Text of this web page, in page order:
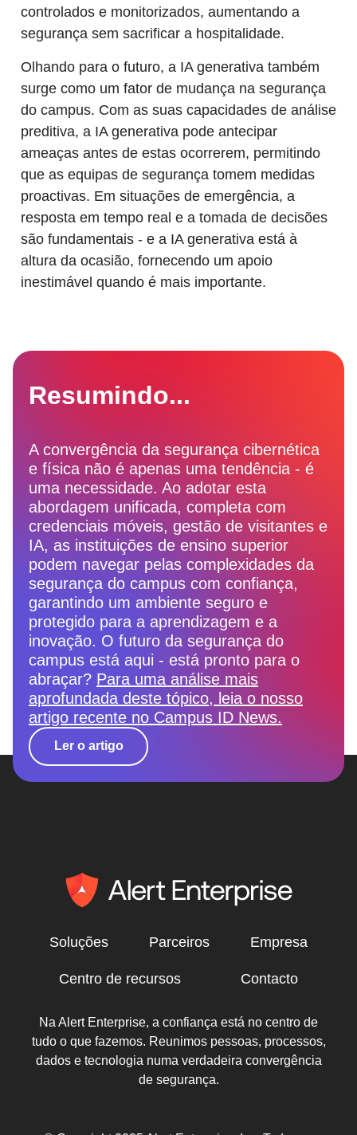
controlados e monitorizados, aumentando a
segurança sem sacrificar a hospitalidade.
Olhando para o futuro, a IA generativa também
surge como um fator de mudança na segurança
do campus. Com as suas capacidades de análise
preditiva, a IA generativa pode antecipar
ameaças antes de estas ocorrerem, permitindo
que as equipas de segurança tomem medidas
proactivas. Em situações de emergência, a
resposta em tempo real e a tomada de decisões
são fundamentais - e a IA generativa está à
altura da ocasião, fornecendo um apoio
inestimável quando é mais importante.
Resumindo...
A convergência da segurança cibernética
e física não é apenas uma tendência - é
uma necessidade. Ao adotar esta
abordagem unificada, completa com
credenciais móveis, gestão de visitantes e
IA, as instituições de ensino superior
podem navegar pelas complexidades da
segurança do campus com confiança,
garantindo um ambiente seguro e
protegido para a aprendizagem e a
inovação. O futuro da segurança do
campus está aqui - está pronto para o
abraçar? Para uma análise mais
aprofundada deste tópico, leia o nosso
artigo recente no Campus ID News.
Ler o artigo
Soluções Parceiros Empresa
Centro de recursos Contacto
Na Alert Enterprise, a confiança está no centro de
tudo o que fazemos. Reunimos pessoas, processos,
dados e tecnologia numa verdadeira convergência
de segurança.